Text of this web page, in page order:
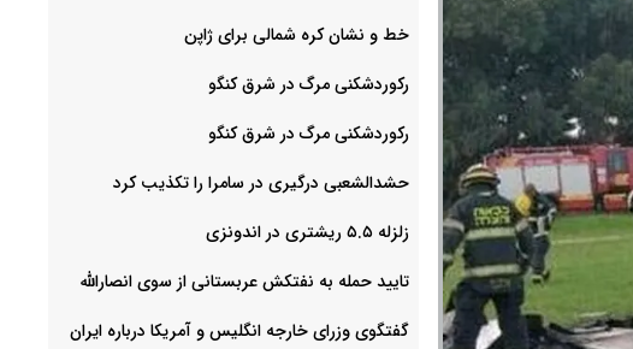
خط و نشان کره شمالی برای ژاپن
رکوردشکنی مرگ در شرق کنگو
رکوردشکنی مرگ در شرق کنگو
حشدالشعبی درگیری در سامرا را تکذیب کرد
زلزله ۵.۵ ریشتری در اندونزی
تایید حمله به نفتکش عربستانی از سوی انصارالله
گفتگوی وزرای خارجه انگلیس و آمریکا درباره ایران